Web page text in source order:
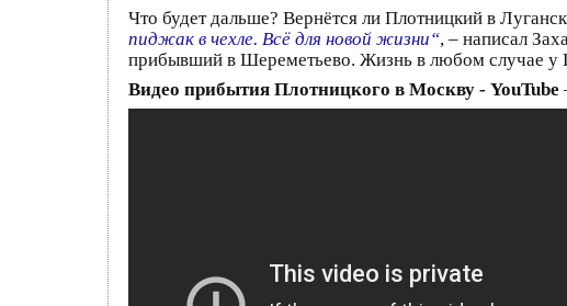
Что будет дальше? Вернётся ли Плотницкий в
пиджак в чехле. Всё для новой жизни“, – написал
прибывший в Шереметьево. Жизнь в любом случае у
Видео прибытия Плотницкого в Москву - YouTube